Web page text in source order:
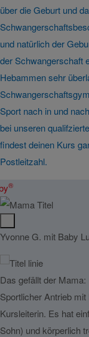
über die Geburt und
und natürlich der
der Schwangerschaft
Hebammen sehr
Sport nach in und
bei unseren
findest deinen Kurs
Postleitzahl.
®
Yvonne G. mit Baby
Das gefällt der Mama:
Sportlicher Antrieb
Kursleiterin. Es hat
Sohn) und körperlich